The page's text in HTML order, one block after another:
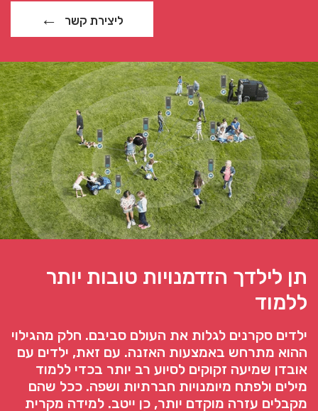
ליצירת קשר
תן לילדך הזדמנויות טובות יותר
ללמוד
ילדים סקרנים לגלות את העולם סביבם. חלק מהגילוי
ההוא מתרחש באמצעות האזנה. עם זאת, ילדים עם
אובדן שמיעה זקוקים לסיוע רב יותר בכדי ללמוד
מילים ולפתח מיומנויות חברתיות ושפה. ככל שהם
מקבלים עזרה מוקדם יותר, כן ייטב. למידה מקרית